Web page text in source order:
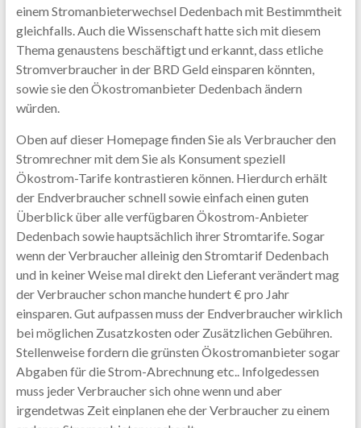
einem Stromanbieterwechsel Dedenbach mit Bestimmtheit
gleichfalls. Auch die Wissenschaft hatte sich mit diesem
Thema genaustens beschäftigt und erkannt, dass etliche
Stromverbraucher in der BRD Geld einsparen könnten,
sowie sie den Ökostromanbieter Dedenbach ändern
würden.
Oben auf dieser Homepage finden Sie als Verbraucher den
Stromrechner mit dem Sie als Konsument speziell
Ökostrom-Tarife kontrastieren können. Hierdurch erhält
der Endverbraucher schnell sowie einfach einen guten
Überblick über alle verfügbaren Ökostrom-Anbieter
Dedenbach sowie hauptsächlich ihrer Stromtarife. Sogar
wenn der Verbraucher alleinig den Stromtarif Dedenbach
und in keiner Weise mal direkt den Lieferant verändert mag
der Verbraucher schon manche hundert € pro Jahr
einsparen. Gut aufpassen muss der Endverbraucher wirklich
bei möglichen Zusatzkosten oder Zusätzlichen Gebühren.
Stellenweise fordern die grünsten Ökostromanbieter sogar
Abgaben für die Strom-Abrechnung etc.. Infolgedessen
muss jeder Verbraucher sich ohne wenn und aber
irgendetwas Zeit einplanen ehe der Verbraucher zu einem